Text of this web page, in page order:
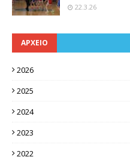
22.3.26
ΑΡΧΕΙΟ
2026
2025
2024
2023
2022